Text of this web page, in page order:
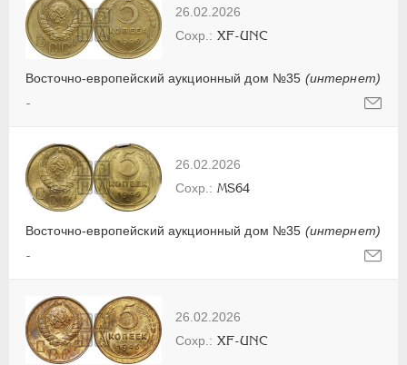
26.02.2026
Восточно-европейский аукционный дом №35 (интернет)
XF-UNC
-
26.02.2026
Восточно-европейский аукционный дом №35 (интернет)
MS64
-
26.02.2026
XF-UNC